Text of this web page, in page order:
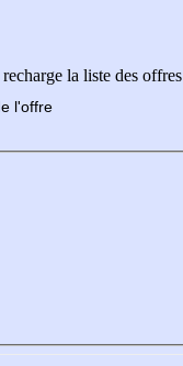
la liste des offres
l'offre